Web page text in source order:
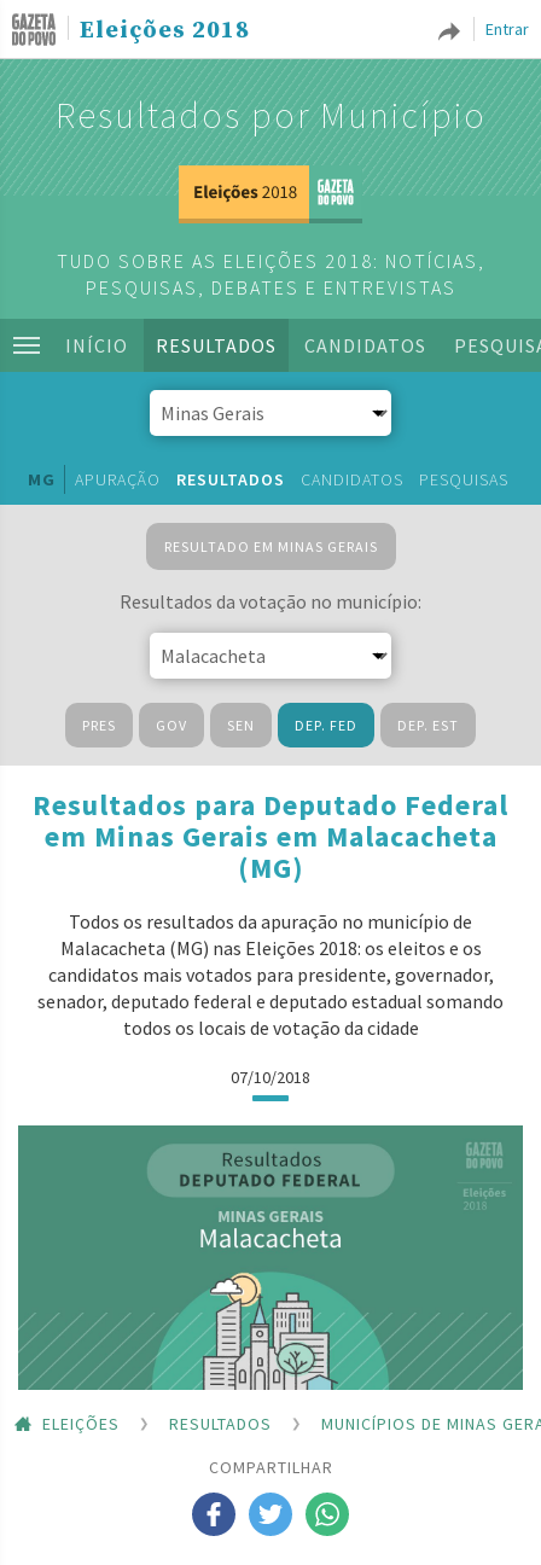
Entrar
Eleições 2018
Resultados por Município
TUDO SOBRE AS ELEIÇÕES 2018: NOTÍCIAS,
PESQUISAS, DEBATES E ENTREVISTAS
INÍCIO RESULTADOS CANDIDATOS
MG APURAÇÃO RESULTADOS CANDIDATOS PESQUISAS
RESULTADO EM MINAS GERAIS
Resultados da votação no município:
PRES GOV SEN DEP. FED DEP. EST
Resultados para Deputado Federal
em Minas Gerais em Malacacheta
(MG)
Todos os resultados da apuração no município de
Malacacheta (MG) nas Eleições 2018: os eleitos e os
candidatos mais votados para presidente, governador,
senador, deputado federal e deputado estadual somando
todos os locais de votação da cidade
07/10/2018
ELEIÇÕES RESULTADOS
MUNICÍPIOS DE MINAS
COMPARTILHAR